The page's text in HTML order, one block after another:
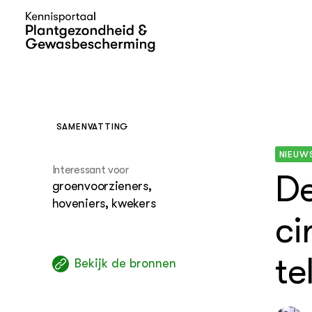
SAMENVATTING
Interessant voor
groenvoorzieners,
hoveniers, kwekers
Bekijk de bronnen